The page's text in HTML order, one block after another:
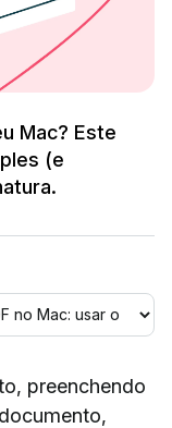
Mac? Este
(e
preenchendo